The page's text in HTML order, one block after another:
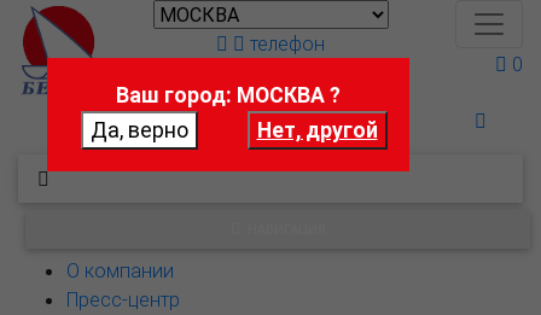
Поможем выбрать
телефон
0
О компании
Пресс-центр
Ваш город: МОСКВА ?